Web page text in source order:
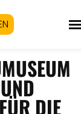
DIE